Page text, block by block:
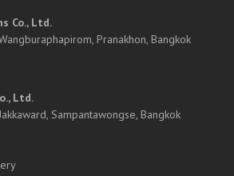
Co., Ltd.
Pranakhon, Bangkok
Ltd.
Sampantawongse, Bangkok